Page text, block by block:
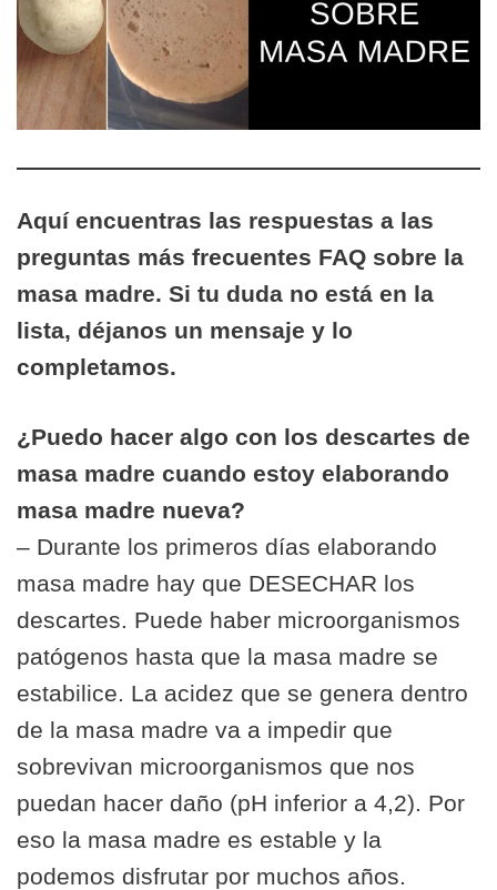
Aquí encuentras las respuestas a las
preguntas más frecuentes FAQ sobre la
masa madre. Si tu duda no está en la
lista, déjanos un mensaje y lo
completamos.
¿Puedo hacer algo con los descartes de
masa madre cuando estoy elaborando
masa madre nueva?
– Durante los primeros días elaborando
masa madre hay que DESECHAR los
descartes. Puede haber microorganismos
patógenos hasta que la masa madre se
estabilice. La acidez que se genera dentro
de la masa madre va a impedir que
sobrevivan microorganismos que nos
puedan hacer daño (pH inferior a 4,2). Por
eso la masa madre es estable y la
podemos disfrutar por muchos años.